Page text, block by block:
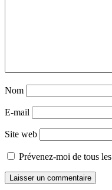
Nom
E-mail
Site web
Prévenez-moi de tous